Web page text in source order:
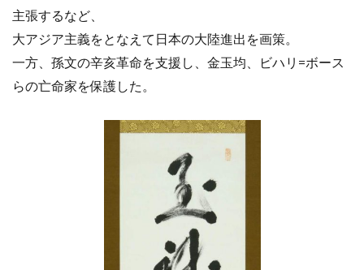
主張するなど、
大アジア主義をとなえて日本の大陸進出を画策。
一方、孫文の辛亥革命を支援し、金玉均、ビハリ=ボース
らの亡命家を保護した。